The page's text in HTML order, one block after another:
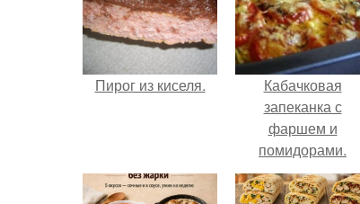
Пирог из киселя.
Кабачковая
запеканка с
фаршем и
помидорами.